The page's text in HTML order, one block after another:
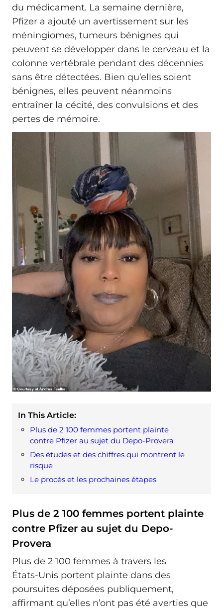
du médicament. La semaine dernière,
Pfizer a ajouté un avertissement sur les
méningiomes, tumeurs bénignes qui
peuvent se développer dans le cerveau et la
colonne vertébrale pendant des décennies
sans être détectées. Bien qu’elles soient
bénignes, elles peuvent néanmoins
entraîner la cécité, des convulsions et des
pertes de mémoire.
In This Article:
Plus de 2 100 femmes portent plainte
contre Pfizer au sujet du Depo-Provera
Des études et des chiffres qui montrent le
risque
Le procès et les prochaines étapes
Plus de 2 100 femmes portent plainte
contre Pfizer au sujet du Depo-
Provera
Plus de 2 100 femmes à travers les
États‑Unis portent plainte dans des
poursuites déposées publiquement,
affirmant qu’elles n’ont pas été averties que